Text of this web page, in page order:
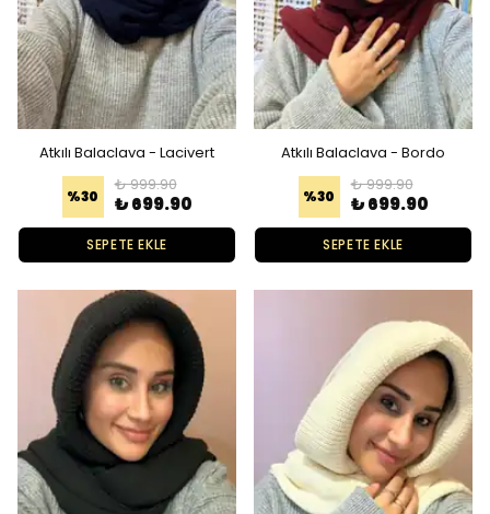
Atkılı Balaclava - Lacivert
%30
₺ 999.90
₺ 699.90
SEPETE EKLE
Atkılı Balaclava - Bordo
%30
₺ 999.90
₺ 699.90
SEPETE EKLE